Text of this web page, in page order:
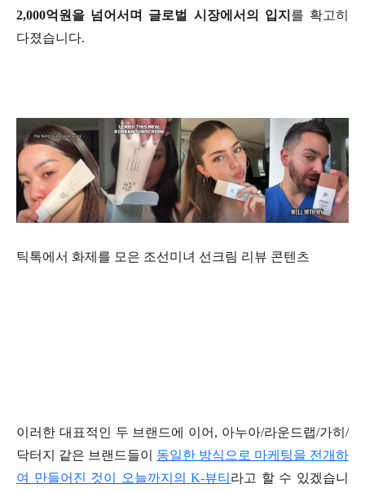
2,000억원을 넘어서며 글로벌 시장에서의 입지 를 확고히
다졌습니다.
틱톡에서 화제를 모은 조선미녀 선크림 리뷰 콘텐츠
이러한 대표적인 두 브랜드에 이어, 아누아/라운드랩/가히/
닥터지 같은 브랜드들이 동일한 방식으로 마케팅을 전개하
여 만들어진 것이 오늘까지의 K-뷰티 라고 할 수 있겠습니